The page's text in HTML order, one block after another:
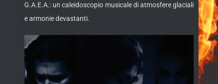
G.A.E.A.: un caleidoscopio musicale di atmosfere glaciali
e armonie devastanti.